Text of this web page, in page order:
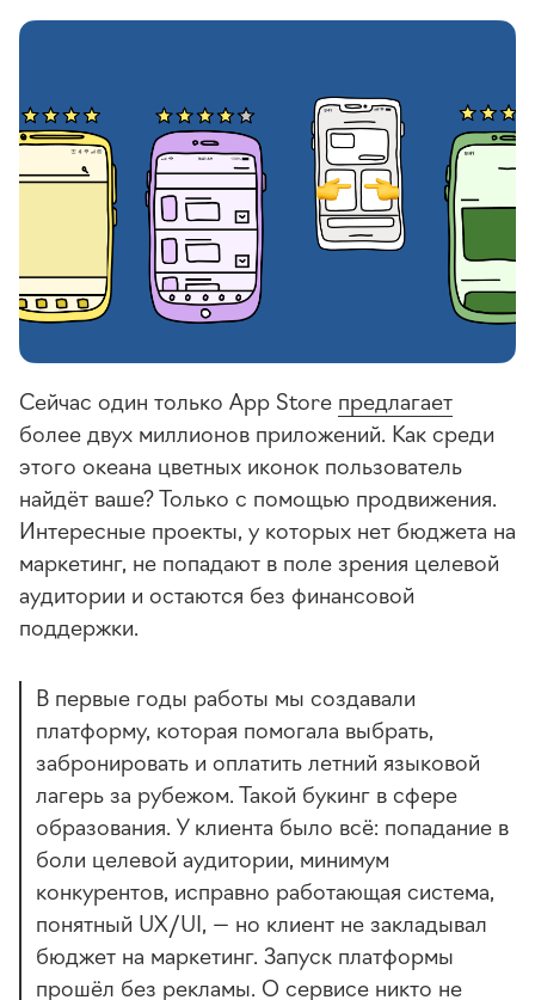
Сейчас один только App Store предлагает
более двух миллионов приложений. Как среди
этого океана цветных иконок пользователь
найдёт ваше? Только с помощью продвижения.
Интересные проекты, у которых нет бюджета на
маркетинг, не попадают в поле зрения целевой
аудитории и остаются без финансовой
поддержки.
В первые годы работы мы создавали
платформу, которая помогала выбрать,
забронировать и оплатить летний языковой
лагерь за рубежом. Такой букинг в сфере
образования. У клиента было всё: попадание в
боли целевой аудитории, минимум
конкурентов, исправно работающая система,
понятный UX/UI, — но клиент не закладывал
бюджет на маркетинг. Запуск платформы
прошёл без рекламы. О сервисе никто не